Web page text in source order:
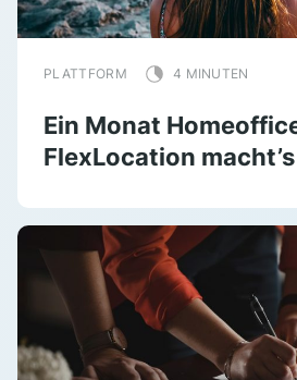
PLATTFORM 4 MINUTEN
Ein Monat
FlexLocation